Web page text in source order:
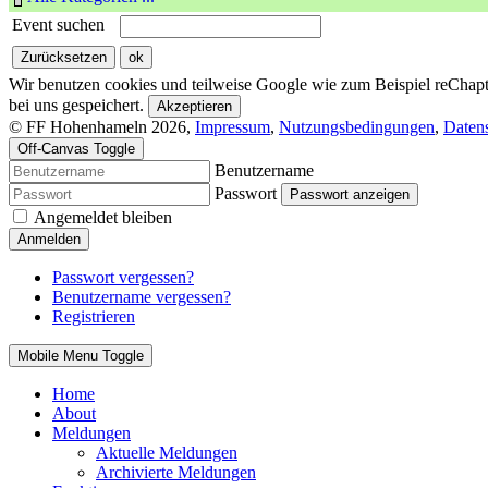
Event suchen
Wir benutzen cookies und teilweise Google wie zum Beispiel
bei uns gespeichert.
Akzeptieren
© FF Hohenhameln 2026, Impressum, Nutzungsbedingungen,
Off-Canvas Toggle
Benutzername
Passwort
Passwort anzeigen
Angemeldet bleiben
Anmelden
Passwort vergessen?
Benutzername vergessen?
Registrieren
Mobile Menu Toggle
Home
About
Meldungen
Aktuelle Meldungen
Archivierte Meldungen